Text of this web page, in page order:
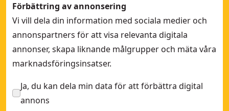
Förbättring av annonsering
Vi vill dela din information med sociala medier och
annonspartners för att visa relevanta digitala
annonser, skapa liknande målgrupper och mäta våra
marknadsföringsinsatser.
Ja, du kan dela min data för att förbättra digital
annons